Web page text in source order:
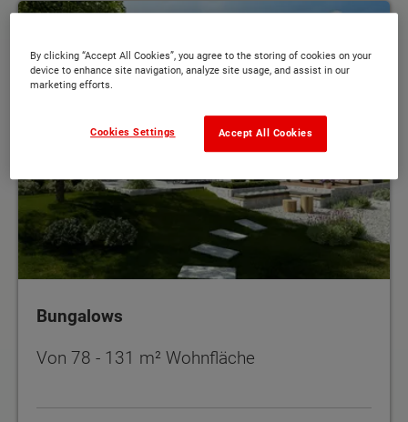
Bungalows
Bungalows
Von 78 - 131 m² Wohnfläche
By clicking “Accept All Cookies”, you agree to the storing of cookies on your
device to enhance site navigation, analyze site usage, and assist in our
marketing efforts.
Accept All Cookies
Cookies Settings